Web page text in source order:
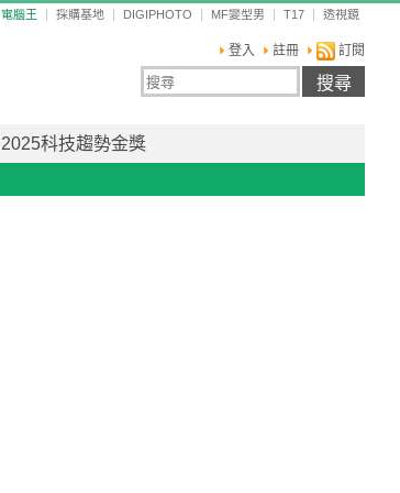
電腦王 採購基地 DIGIPHOTO MF變型男 T17 透視鏡
登入 註冊 訂閱
2025科技趨勢金獎